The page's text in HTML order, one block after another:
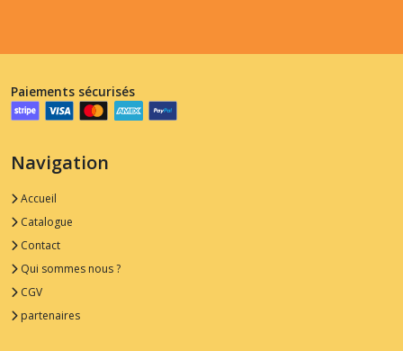
Paiements sécurisés
Navigation
Accueil
Catalogue
Contact
Qui sommes nous ?
CGV
partenaires